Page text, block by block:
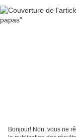
Bonjour! Non, vous ne